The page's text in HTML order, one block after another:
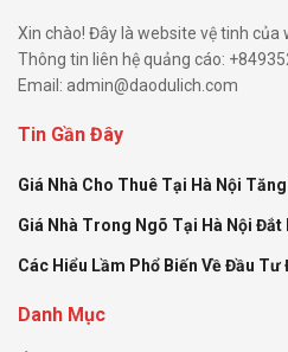
Xin chào! Đây là website vệ tinh của
Thông tin liên hệ quảng cáo:
Email: admin@daodulich.com
Tin Gần Đây
Giá Nhà Cho Thuê Tại Hà Nội
Giá Nhà Trong Ngõ Tại Hà Nội
Các Hiểu Lầm Phổ Biến Về Đầu Tư
Danh Mục